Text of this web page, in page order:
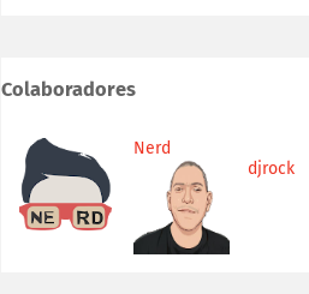
Colaboradores
Nerd
djrock